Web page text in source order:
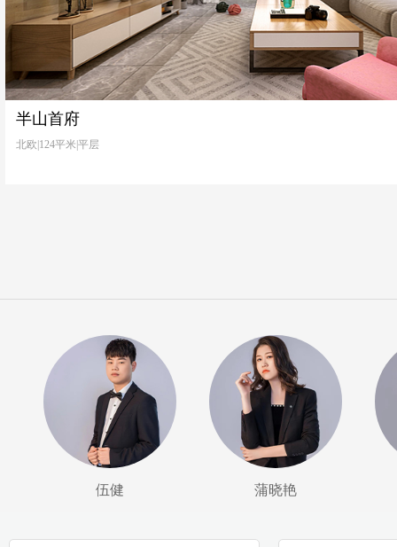
半山首府
北欧|124平米|平层
伍健 蒲晓艳